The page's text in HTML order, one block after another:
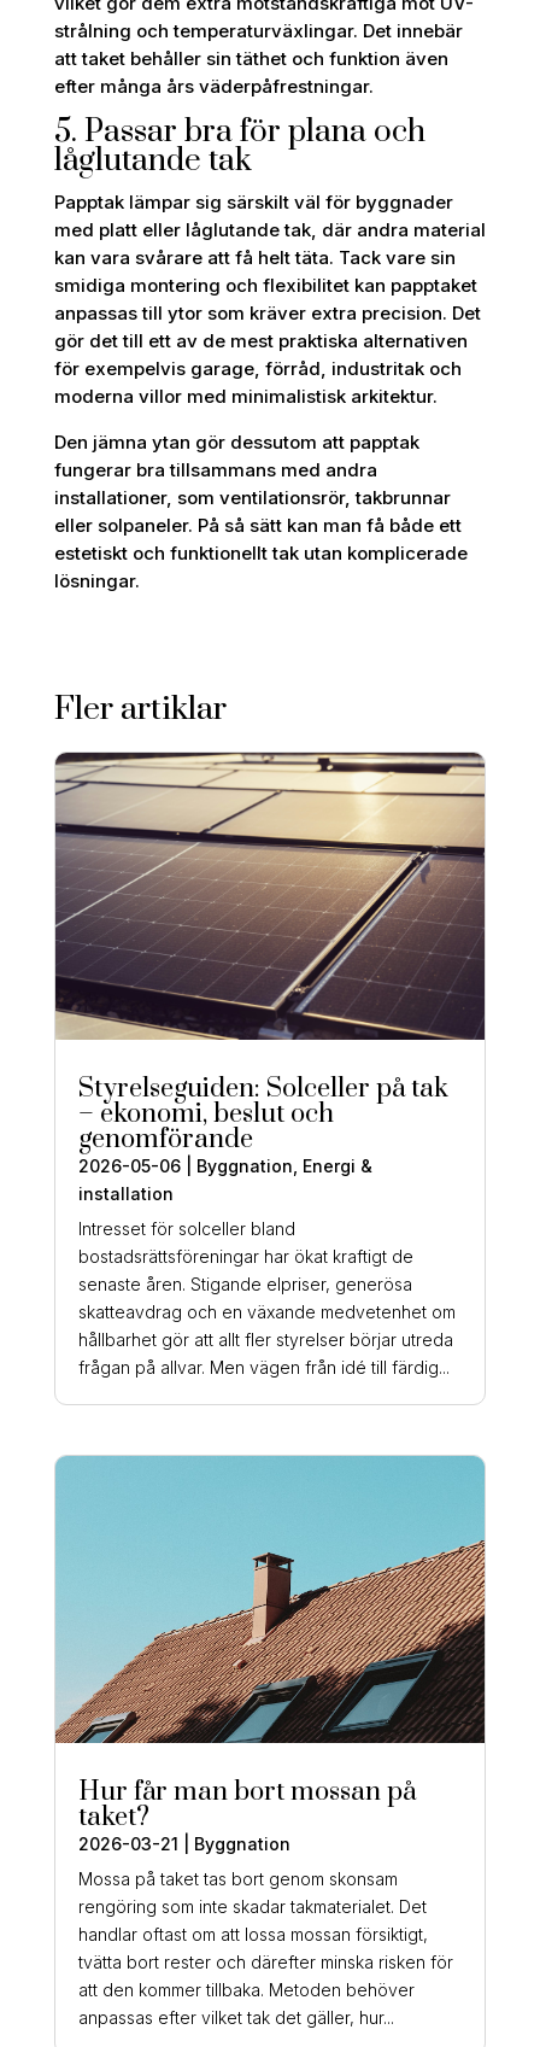
strålning och temperaturväxlingar. Det innebär
att taket behåller sin täthet och funktion även
efter många års väderpåfrestningar.
5. Passar bra för plana och
låglutande tak
Papptak lämpar sig särskilt väl för byggnader
med platt eller låglutande tak, där andra material
kan vara svårare att få helt täta. Tack vare sin
smidiga montering och flexibilitet kan papptaket
anpassas till ytor som kräver extra precision. Det
gör det till ett av de mest praktiska alternativen
för exempelvis garage, förråd, industritak och
moderna villor med minimalistisk arkitektur.
Den jämna ytan gör dessutom att papptak
fungerar bra tillsammans med andra
installationer, som ventilationsrör, takbrunnar
eller solpaneler. På så sätt kan man få både ett
estetiskt och funktionellt tak utan komplicerade
lösningar.
Fler artiklar
Styrelseguiden: Solceller på tak
– ekonomi, beslut och
genomförande
2026-05-06| Byggnation Energi &
installation
Intresset för solceller bland
bostadsrättsföreningar har ökat kraftigt de
senaste åren. Stigande elpriser, generösa
skatteavdrag och en växande medvetenhet om
hållbarhet gör att allt fler styrelser börjar utreda
frågan på allvar. Men vägen från idé till färdig...
Hur får man bort mossan på
taket?
2026-03-21
Byggnation
Mossa på taket tas bort genom skonsam
rengöring som inte skadar takmaterialet. Det
handlar oftast om att lossa mossan försiktigt,
tvätta bort rester och därefter minska risken för
att den kommer tillbaka. Metoden behöver
anpassas efter vilket tak det gäller, hur...